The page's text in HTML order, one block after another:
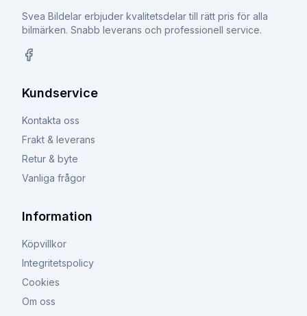
Svea Bildelar erbjuder kvalitetsdelar till rätt pris för alla
bilmärken. Snabb leverans och professionell service.
Kundservice
Kontakta oss
Frakt & leverans
Retur & byte
Vanliga frågor
Information
Köpvillkor
Integritetspolicy
Cookies
Om oss